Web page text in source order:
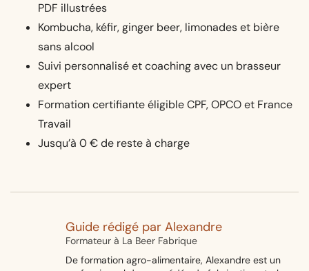
PDF illustrées
Kombucha, kéfir, ginger beer, limonades et bière
sans alcool
Suivi personnalisé et coaching avec un brasseur
expert
Formation certifiante éligible CPF, OPCO et France
Travail
Jusqu’à 0 € de reste à charge
Guide rédigé par Alexandre
Formateur à La Beer Fabrique
De formation agro-alimentaire, Alexandre est un